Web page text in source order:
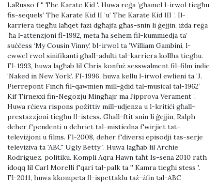
LaRusso f '' The Karate Kid '. Huwa reġa ’għamel l-irwol tiegħu
fis-sequels‘ The Karate Kid II ’u‘ The Karate Kid III ’. Il-
karriera tiegħu laħqet fażi dgħajfa għas-snin li ġejjin, iżda reġa
’ħa l-attenzjoni fl-1992, meta ħa sehem fil-kummiedja ta’
suċċess ‘My Cousin Vinny’, bl-irwol ta ’William Gambini, l-
ewwel rwol sinifikanti għall-adulti tal-karriera kollha tiegħu.
Fl-1993, huwa lagħab lil Chris konfuż sesswalment fil-film indie
‘Naked in New York’. Fl-1996, huwa kellu l-irwol ewlieni ta ’J.
Pierrepont Finch fil-qawmien mill-ġdid tal-musical tal-1962‘
Kif Tirnexxi fin-Negozju Mingħajr ma Jipprova Verament ’.
Huwa rċieva rispons pożittiv mill-udjenza u l-kritiċi għall-
prestazzjoni tiegħu fl-istess. Għall-ftit snin li ġejjin, Ralph
deher f'pendenti u dehriet tal-mistiedna f'wirjiet tat-
televiżjoni u films. Fl-2008, deher f'diversi episodji tas-serje
televiżiva ta 'ABC' Ugly Betty '. Huwa lagħab lil Archie
Rodriguez, politiku. Kompli Aqra Hawn taħt Is-sena 2010 rath
idoqq lil Carl Morelli f'qari tal-palk ta '' Kamra tiegħi stess '.
Fl-2011, huwa kkompeta fl-ispettaklu taż-żfin tal-ABC